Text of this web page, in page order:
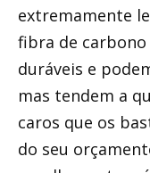
extremamente
fibra de
duráveis ​​e
mas tendem a
caros que os
do seu